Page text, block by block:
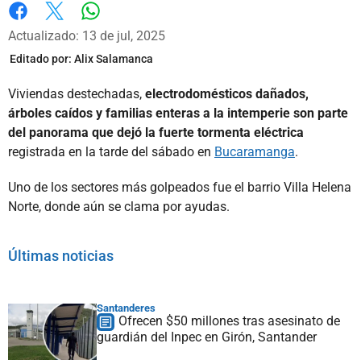
Facebook
X
Actualizado: 13 de jul, 2025
Editado por: Alix Salamanca
Viviendas destechadas, electrodomésticos dañados,
árboles caídos y familias enteras a la intemperie son parte
del panorama que dejó la fuerte tormenta eléctrica
registrada en la tarde del sábado en Bucaramanga.
Uno de los sectores más golpeados fue el barrio Villa Helena
Norte, donde aún se clama por ayudas.
Últimas noticias
Santanderes
Ofrecen $50 millones tras asesinato de
guardián del Inpec en Girón, Santander